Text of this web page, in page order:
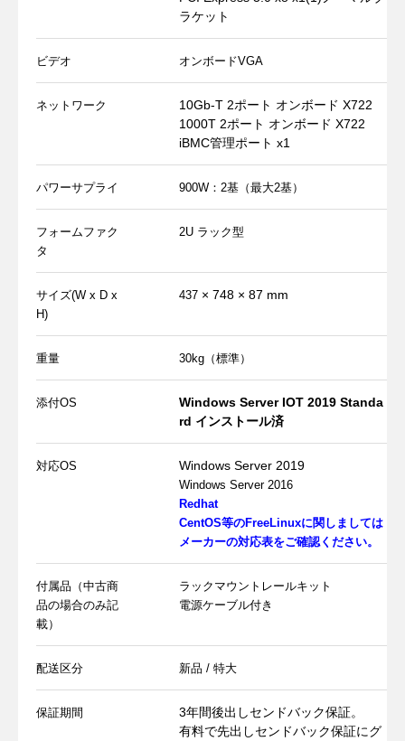
ラケット
ビデオ オンボードVGA
ネットワーク
10Gb-T 2ポート オンボード X722
1000T 2ポート オンボード X722
iBMC管理ポート x1
パワーサプライ 900W：2基（最大2基）
フォームファク
タ
2U ラック型
サイズ(W x D x
H)
437 × 748 × 87 mm
重量 30kg（標準）
添付OS
Windows Server IOT 2019 Standa
rd インストール済
対応OS Windows Server 2019
Windows Server 2016
Redhat
CentOS等のFreeLinuxに関しましては
メーカーの対応表をご確認ください。
付属品（中古商
品の場合のみ記
載）
ラックマウントレールキット
電源ケーブル付き
配送区分 新品 / 特大
保証期間
3年間後出しセンドバック保証。
有料で先出しセンドバック保証にグ